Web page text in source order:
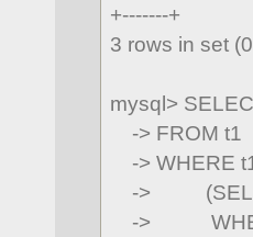
+-------+
3 rows in set
mysql>
-> FROM t1
-> WHERE
->
->